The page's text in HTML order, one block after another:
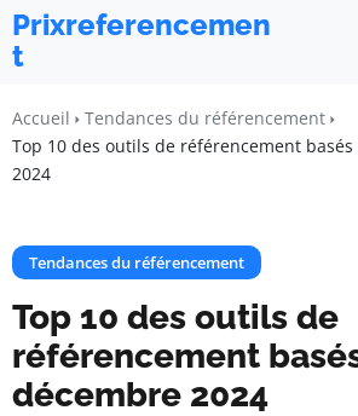
Prixreferencemen
t
Accueil
Tendances du référencement
Top 10 des outils de référencement basés
2024
Tendances du référencement
Top 10 des outils de
référencement
décembre 2024